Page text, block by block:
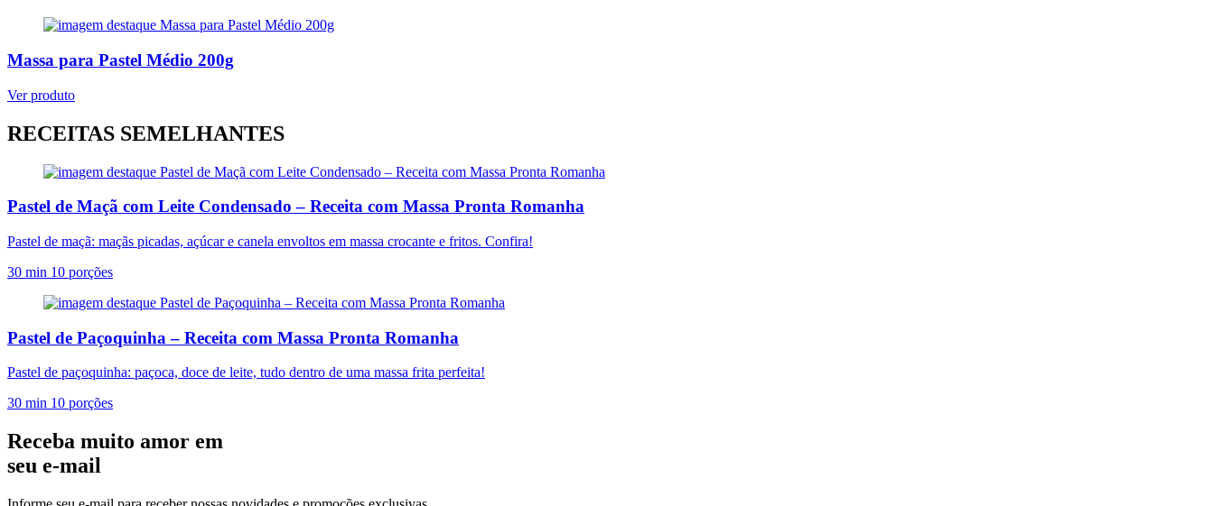
Massa para Pastel Médio 200g
Ver produto
RECEITAS SEMELHANTES
Pastel de Maçã com Leite Condensado – Receita com Massa Pronta Romanha
Pastel de maçã: maçãs picadas, açúcar e canela envoltos em massa crocante e fritos. Confira!
30 min 10 porções
Pastel de Paçoquinha – Receita com Massa Pronta Romanha
Pastel de paçoquinha: paçoca, doce de leite, tudo dentro de uma massa frita perfeita!
30 min 10 porções
Receba muito amor em
seu e-mail